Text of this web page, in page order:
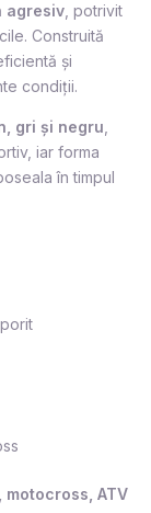
agresiv , potrivit
Construită
și
condiții.
gri și negru
iar forma
în timpul
motocross, ATV